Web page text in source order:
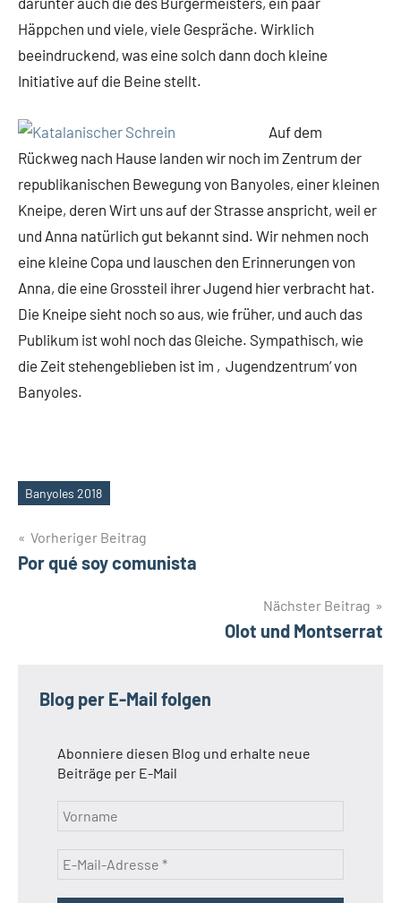
Häppchen und viele, viele Gespräche. Wirklich
beeindruckend, was eine solch dann doch kleine
Initiative auf die Beine stellt.
Auf dem
Rückweg nach Hause landen wir noch im Zentrum der
republikanischen Bewegung von Banyoles, einer kleinen
Kneipe, deren Wirt uns auf der Strasse anspricht, weil er
und Anna natürlich gut bekannt sind. Wir nehmen noch
eine kleine Copa und lauschen den Erinnerungen von
Anna, die eine Grossteil ihrer Jugend hier verbracht hat.
Die Kneipe sieht noch so aus, wie früher, und auch das
Publikum ist wohl noch das Gleiche. Sympathisch, wie
die Zeit stehengeblieben ist im ‚Jugendzentrum‘ von
Banyoles.
Schlagwörter
Banyoles 2018
Beitragsnavigation
Vorheriger Beitrag
Por qué soy comunista
Nächster Beitrag
Olot und Montserrat
Blog per E-Mail folgen
Abonniere diesen Blog und erhalte neue
Beiträge per E-Mail